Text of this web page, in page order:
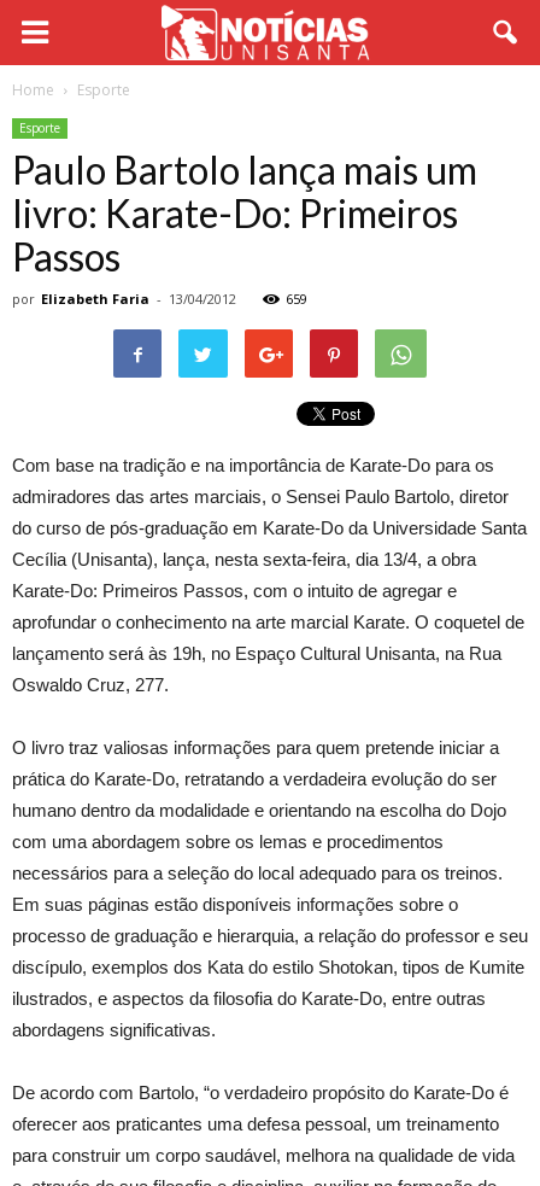
Home Esporte
Esporte
Paulo Bartolo lança mais um
livro: Karate-Do: Primeiros
Passos
por Elizabeth Faria - 13/04/2012 659
Com base na tradição e na importância de Karate-Do para os
admiradores das artes marciais, o Sensei Paulo Bartolo, diretor
do curso de pós-graduação em Karate-Do da Universidade Santa
Cecília (Unisanta), lança, nesta sexta-feira, dia 13/4, a obra
Karate-Do: Primeiros Passos, com o intuito de agregar e
aprofundar o conhecimento na arte marcial Karate. O coquetel de
lançamento será às 19h, no Espaço Cultural Unisanta, na Rua
Oswaldo Cruz, 277.
O livro traz valiosas informações para quem pretende iniciar a
prática do Karate-Do, retratando a verdadeira evolução do ser
humano dentro da modalidade e orientando na escolha do Dojo
com uma abordagem sobre os lemas e procedimentos
necessários para a seleção do local adequado para os treinos.
Em suas páginas estão disponíveis informações sobre o
processo de graduação e hierarquia, a relação do professor e seu
discípulo, exemplos dos Kata do estilo Shotokan, tipos de Kumite
ilustrados, e aspectos da filosofia do Karate-Do, entre outras
abordagens significativas.
De acordo com Bartolo, “o verdadeiro propósito do Karate-Do é
oferecer aos praticantes uma defesa pessoal, um treinamento
para construir um corpo saudável, melhora na qualidade de vida